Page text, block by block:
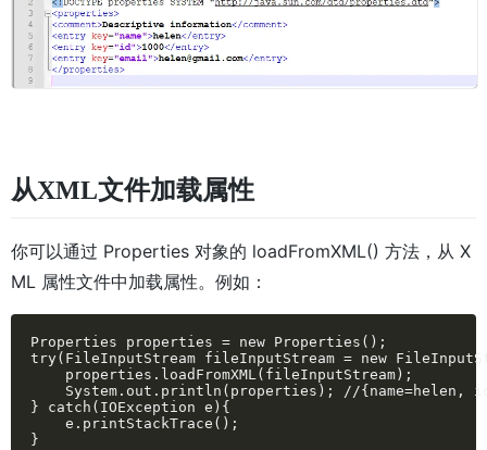
从XML文件加载属性
你可以通过 Properties 对象的 loadFromXML() 方法，从 X
ML 属性文件中加载属性。例如：
Properties properties = new Properties();
try(FileInputStream fileInputStream = new
properties.loadFromXML(fileInputStream);
System.out.println(properties); //{name=helen,
} catch(IOException e){
e.printStackTrace();
}